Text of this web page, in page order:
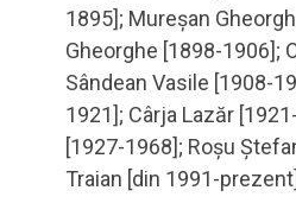
1895]; Mureşan
Gheorghe [1898-1906];
Sândean Vasile [1908-
1921]; Cârja Lazăr
[1927-1968]; Roşu
Traian [din 1991-